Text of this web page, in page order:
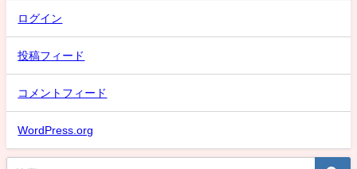
ログイン
投稿フィード
コメントフィード
WordPress.org